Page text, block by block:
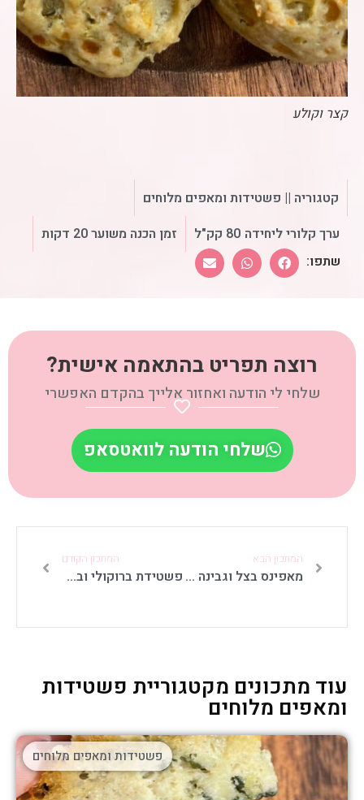
קצר וקולע
קטגוריה || פשטידות ומאפים מלוחים
ערך קלורי ליחידה 80 קק"ל זמן הכנה משוער 20 דקות
רוצה תפריט בהתאמה אישית?
שלחי לי הודעה ואחזור אלייך בהקדם האפשרי
שלחי הודעה לוואטסאפ
המתכון הבא
מאפינס בצל וגבינה בולגרית
המתכון הקודם
פשטידת ברוקולי ובצל
עוד מתכונים מקטגוריית פשטידות
ומאפים מלוחים
פשטידות ומאפים מלוחים